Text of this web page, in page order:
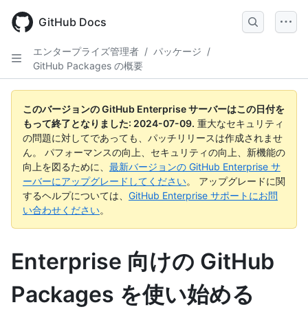
main
GitHub Docs
エンタープライズ管理者 / パッケージ /
GitHub Packages の概要
このバージョンの GitHub Enterprise サーバーはこの日付を
もって終了となりました: 2024-07-09. 重大なセキュリティ
の問題に対してであっても、パッチリリースは作成されませ
ん。 パフォーマンスの向上、セキュリティの向上、新機能の
向上を図るために、 最新バージョンの GitHub Enterprise サ
ーバーにアップグレードしてください。 アップグレードに関
するヘルプについては、 GitHub Enterprise サポートにお問
い合わせください。
Enterprise 向けの GitHub
Packages を使い始める